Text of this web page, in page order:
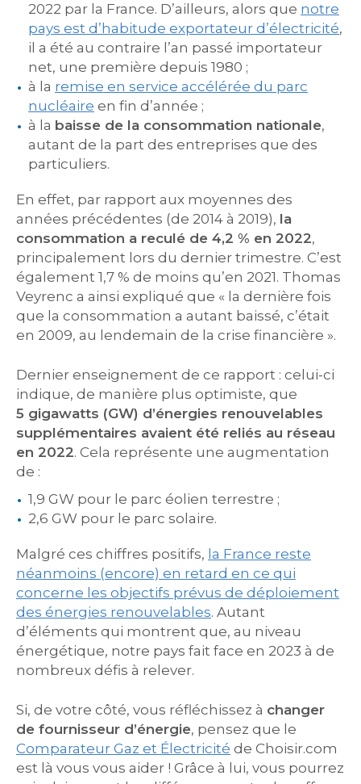
2022 par la France. D’ailleurs, alors que notre
pays est d’habitude exportateur d’électricité,
il a été au contraire l’an passé importateur
net, une première depuis 1980 ;
à la remise en service accélérée du parc
nucléaire en fin d’année ;
à la baisse de la consommation nationale,
autant de la part des entreprises que des
particuliers.
En effet, par rapport aux moyennes des
années précédentes (de 2014 à 2019), la
consommation a reculé de 4,2 % en 2022,
principalement lors du dernier trimestre. C’est
également 1,7 % de moins qu’en 2021. Thomas
Veyrenc a ainsi expliqué que « la dernière fois
que la consommation a autant baissé, c’était
en 2009, au lendemain de la crise financière ».
Dernier enseignement de ce rapport : celui-ci
indique, de manière plus optimiste, que
5 gigawatts (GW) d’énergies renouvelables
supplémentaires avaient été reliés au réseau
en 2022. Cela représente une augmentation
de :
1,9 GW pour le parc éolien terrestre ;
2,6 GW pour le parc solaire.
Malgré ces chiffres positifs, la France reste
néanmoins (encore) en retard en ce qui
concerne les objectifs prévus de déploiement
des énergies renouvelables. Autant
d’éléments qui montrent que, au niveau
énergétique, notre pays fait face en 2023 à de
nombreux défis à relever.
Si, de votre côté, vous réfléchissez à changer
de fournisseur d’énergie, pensez que le
Comparateur Gaz et Électricité de Choisir.com
est là vous vous aider ! Grâce à lui, vous pourrez